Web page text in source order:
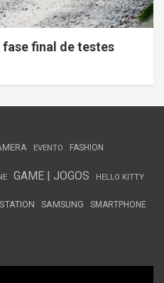
fase final de testes
EVENTO FASHION
GAME | JOGOS HELLO KITTY
SAMSUNG SMARTPHONE